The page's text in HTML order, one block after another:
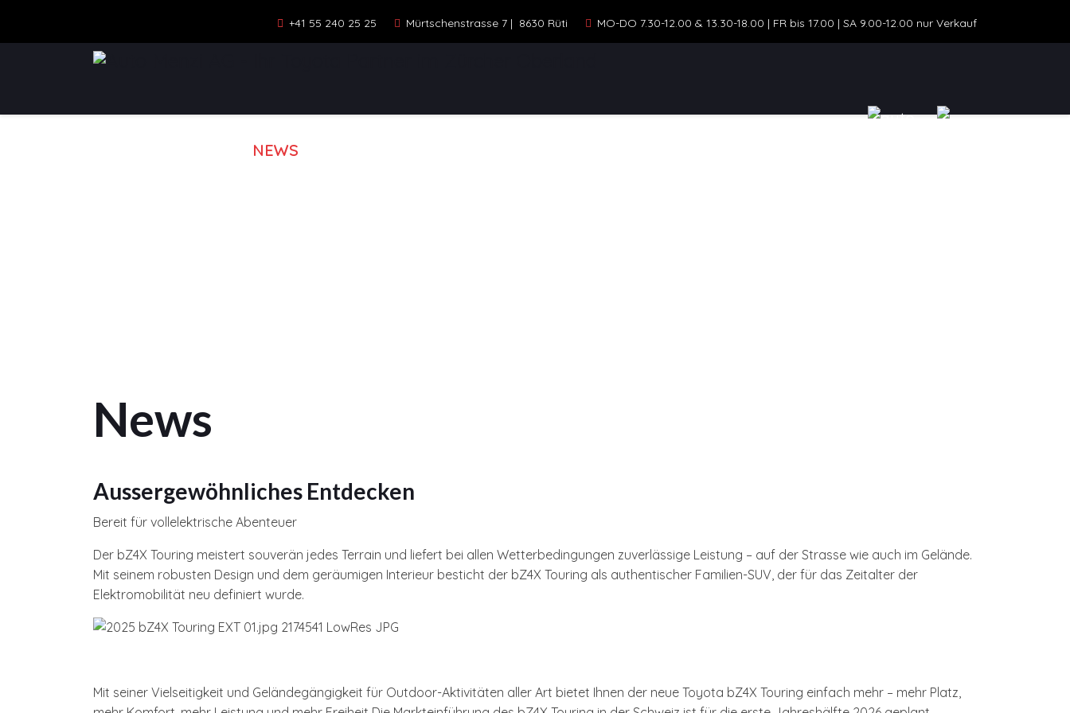
+41 55 240 25 25 Mürtschenstrasse 7 | 8630 Rüti MO-DO 7.30-12.00 & 13.30-18.00 | FR bis 17.00 | SA 9.00-12.00 nur Verkauf
NEWS
News
Aussergewöhnliches Entdecken
Bereit für vollelektrische Abenteuer
Der bZ4X Touring meistert souverän jedes Terrain und liefert bei allen Wetterbedingungen zuverlässige Leistung – auf der Strasse wie auch im Gelände.
Mit seinem robusten Design und dem geräumigen Interieur besticht der bZ4X Touring als authentischer Familien-SUV, der für das Zeitalter der
Elektromobilität neu definiert wurde.
Mit seiner Vielseitigkeit und Geländegängigkeit für Outdoor-Aktivitäten aller Art bietet Ihnen der neue Toyota bZ4X Touring einfach mehr – mehr Platz,